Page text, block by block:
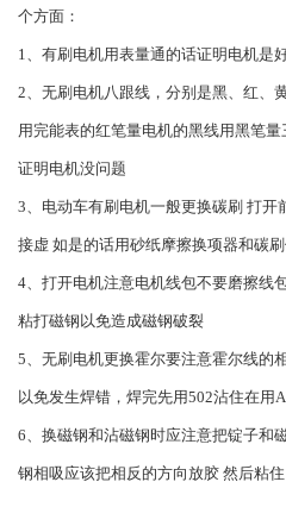
个方面：
1、有刷电机用表量通的话证明电机是
2、无刷电机八跟线，分别是黑、红、
用完能表的红笔量电机的黑线用黑笔
证明电机没问题
3、电动车有刷电机一般更换碳刷 打开
接虚 如是的话用砂纸摩擦换项器和碳
4、打开电机注意电机线包不要磨擦线
粘打磁钢以免造成磁钢破裂
5、无刷电机更换霍尔要注意霍尔线的
以免发生焊错，焊完先用502沾住在用
6、换磁钢和沾磁钢时应注意把锭子和
钢相吸应该把相反的方向放胶 然后粘住